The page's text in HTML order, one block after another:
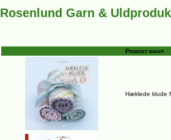
Rosenlund Garn &
Produkt navn+
Hæklede klude